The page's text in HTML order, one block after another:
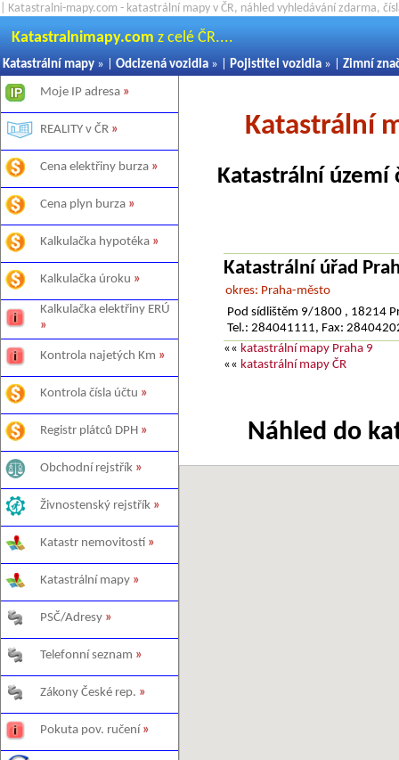
| Katastralni-mapy.com - katastrální mapy v ČR, náhled vyhledávání zdarma,
Katastralnimapy.com z celé ČR....
Katastrální mapy » | Odcizená vozidla » | Pojistitel vozidla » | Zimní
Moje IP adresa »
REALITY v ČR »
Cena elektřiny burza »
Cena plyn burza »
Kalkulačka hypotéka »
Kalkulačka úroku »
Kalkulačka elektřiny ERÚ
»
Kontrola najetých Km »
Kontrola čísla účtu »
Registr plátců DPH »
Obchodní rejstřík »
Živnostenský rejstřík »
Katastr nemovitostí »
Katastrální mapy »
PSČ/Adresy »
Telefonní seznam »
Zákony České rep. »
Pokuta pov. ručení »
Katastrální
Katastrální území
Katastrální úřad
okres: Praha-město
Pod sídlištěm 9/1800 , 18214
Tel.: 284041111, Fax:
«« katastrální mapy Praha 9
«« katastrální mapy ČR
Náhled do